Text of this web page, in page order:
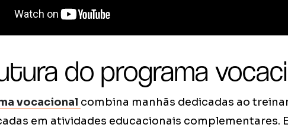
do programa
vocacional combina manhãs dedicadas ao
em atividades educacionais complementares.